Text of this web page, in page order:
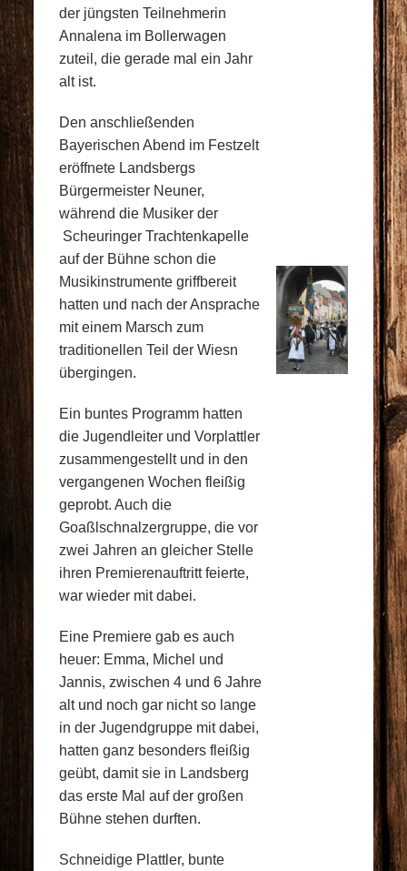
der jüngsten Teilnehmerin
Annalena im Bollerwagen
zuteil, die gerade mal ein Jahr
alt ist.
Den anschließenden
Bayerischen Abend im Festzelt
eröffnete Landsbergs
Bürgermeister Neuner,
während die Musiker der
Scheuringer Trachtenkapelle
auf der Bühne schon die
Musikinstrumente griffbereit
hatten und nach der Ansprache
mit einem Marsch zum
traditionellen Teil der Wiesn
übergingen.
Ein buntes Programm hatten
die Jugendleiter und Vorplattler
zusammengestellt und in den
vergangenen Wochen fleißig
geprobt. Auch die
Goaßlschnalzergruppe, die vor
zwei Jahren an gleicher Stelle
ihren Premierenauftritt feierte,
war wieder mit dabei.
Eine Premiere gab es auch
heuer: Emma, Michel und
Jannis, zwischen 4 und 6 Jahre
alt und noch gar nicht so lange
in der Jugendgruppe mit dabei,
hatten ganz besonders fleißig
geübt, damit sie in Landsberg
das erste Mal auf der großen
Bühne stehen durften.
Schneidige Plattler, bunte